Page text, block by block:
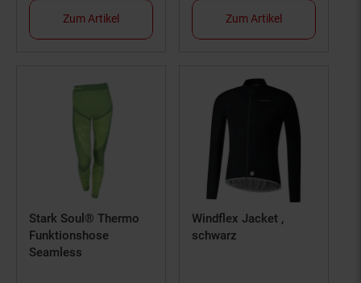
Zum Artikel Zum Artikel
Stark Soul® Thermo
Funktionshose
Seamless
Windflex Jacket ,
schwarz